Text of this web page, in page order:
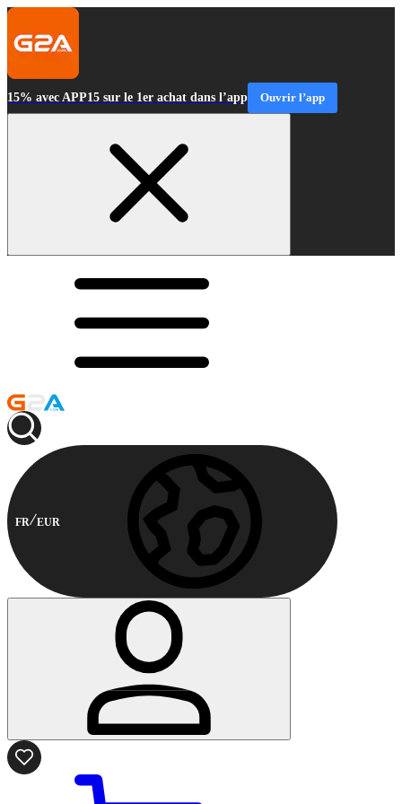
15% avec APP15 sur le 1er achat dans l’app Ouvrir l’app
FR EUR